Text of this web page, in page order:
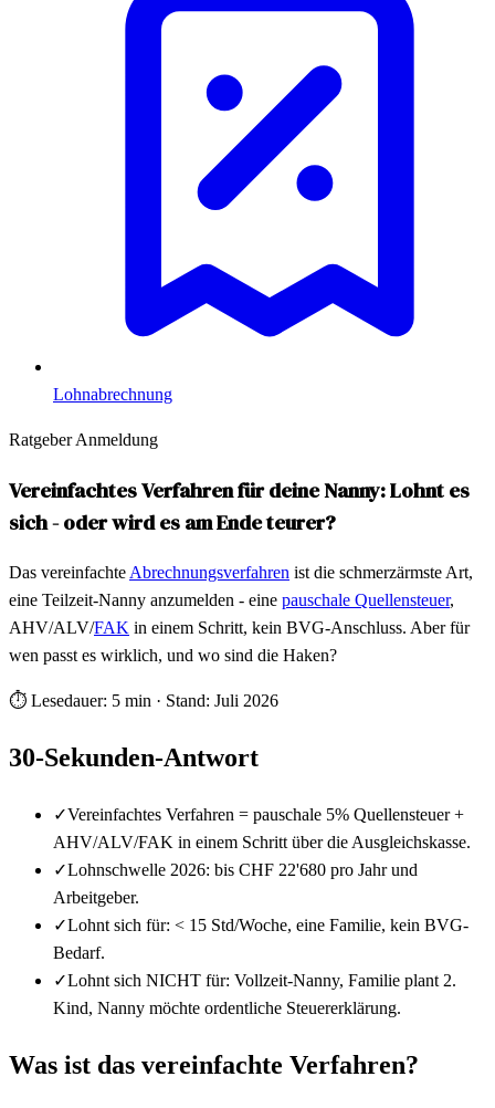
Lohnabrechnung
Ratgeber Anmeldung
Vereinfachtes Verfahren für deine Nanny: Lohnt es
sich - oder wird es am Ende teurer?
Das vereinfachteAbrechnungsverfahren ist die schmerzärmste Art,
eine Teilzeit-Nanny anzumelden - eine pauschale Quellensteuer,
AHV/ALV/FAK in einem Schritt, kein BVG-Anschluss. Aber für
wen passt es wirklich, und wo sind die Haken?
⏱ Lesedauer: 5 min · Stand: Juli 2026
30-Sekunden-Antwort
✓Vereinfachtes Verfahren = pauschale 5% Quellensteuer +
AHV/ALV/FAK in einem Schritt über die Ausgleichskasse.
✓Lohnschwelle 2026: bis CHF 22'680 pro Jahr und
Arbeitgeber.
✓Lohnt sich für: < 15 Std/Woche, eine Familie, kein BVG-
Bedarf.
✓Lohnt sich NICHT für: Vollzeit-Nanny, Familie plant 2.
Kind, Nanny möchte ordentliche Steuererklärung.
Was ist das vereinfachte Verfahren?